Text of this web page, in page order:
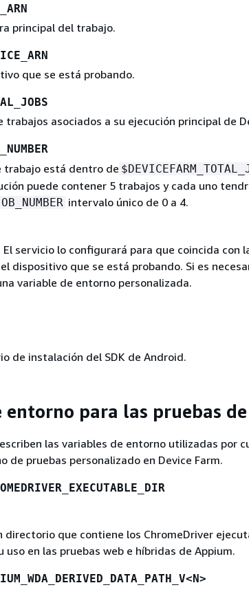
principal del trabajo.
que se está probando.
trabajos asociados a su ejecución principal de
trabajo está dentro de
puede contener 5 trabajos y cada uno
intervalo único de 0 a 4.
El servicio lo configurará para que coincida con
dispositivo que se está probando. Si es
variable de entorno personalizada.
de instalación del SDK de Android.
entorno para las pruebas
las variables de entorno utilizadas por
de pruebas personalizado en Device Farm.
directorio que contiene los ChromeDriver
uso en las pruebas web e híbridas de Appium.